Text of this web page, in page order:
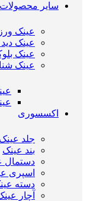
سایر محصولات
عینک
عینک
عینک
عینک شنا
اکسسوری
جلد عینک
بند عینک
دستمال
اسپری
دسته
آچار